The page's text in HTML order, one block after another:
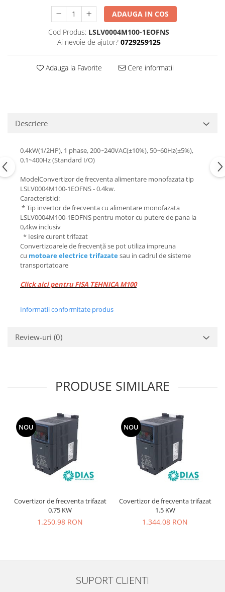
ADAUGA IN COS
Cod Produs: LSLV0004M100-1EOFNS
Ai nevoie de ajutor? 0729259125
Adauga la Favorite Cere informatii
Descriere
0.4kW(1/2HP), 1 phase, 200~240VAC(±10%), 50~60Hz(±5%),
0.1~400Hz (Standard I/O)
ModelConvertizor de frecventa alimentare monofazata tip
LSLV0004M100-1EOFNS - 0.4kw.
Caracteristici:
* Tip invertor de frecventa cu alimentare monofazata
LSLV0004M100-1EOFNS pentru motor cu putere de pana la
0,4kw inclusiv
* Iesire curent trifazat
Convertizoarele de frecvenţă se pot utiliza impreuna
cu motoare electrice trifazatesau in cadrul de sisteme
transportatoare
Click aici pentru FISA TEHNICA M100
Informatii conformitate produs
Review-uri (0)
PRODUSE SIMILARE
NOU
Covertizor de frecventa trifazat
0.75 KW
1.250,98 RON
NOU
Covertizor de frecventa trifazat
1.5 KW
1.344,08 RON
SUPORT CLIENTI